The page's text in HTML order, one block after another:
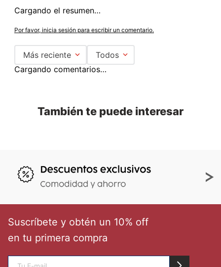
Cargando el resumen…
Por favor, inicia sesión para escribir un comentario.
Más reciente
Todos
Cargando comentarios…
También te puede interesar
Suscríbete y obtén un 10% off
en tu primera compra